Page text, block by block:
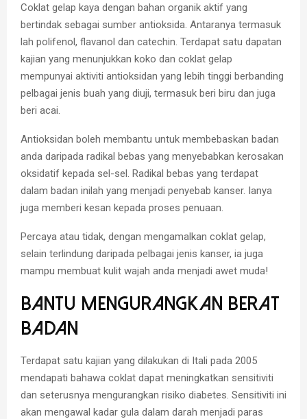
Coklat gelap kaya dengan bahan organik aktif yang
bertindak sebagai sumber antioksida. Antaranya termasuk
lah polifenol, flavanol dan catechin. Terdapat satu dapatan
kajian yang menunjukkan koko dan coklat gelap
mempunyai aktiviti antioksidan yang lebih tinggi berbanding
pelbagai jenis buah yang diuji, termasuk beri biru dan juga
beri acai.
Antioksidan boleh membantu untuk membebaskan badan
anda daripada radikal bebas yang menyebabkan kerosakan
oksidatif kepada sel-sel. Radikal bebas yang terdapat
dalam badan inilah yang menjadi penyebab kanser. Ianya
juga memberi kesan kepada proses penuaan.
Percaya atau tidak, dengan mengamalkan coklat gelap,
selain terlindung daripada pelbagai jenis kanser, ia juga
mampu membuat kulit wajah anda menjadi awet muda!
Bantu Mengurangkan Berat
Badan
Terdapat satu kajian yang dilakukan di Itali pada 2005
mendapati bahawa coklat dapat meningkatkan sensitiviti
dan seterusnya mengurangkan risiko diabetes. Sensitiviti ini
akan mengawal kadar gula dalam darah menjadi paras